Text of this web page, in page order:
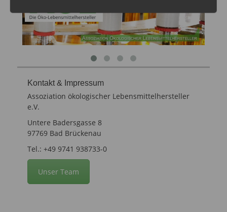
Kontakt & Impressum
Assoziation ökologischer Lebensmittelhersteller
e.V.
Untere Badersgasse 8
97769 Bad Brückenau
Tel.: +49 9741 938733-0
Unser Team